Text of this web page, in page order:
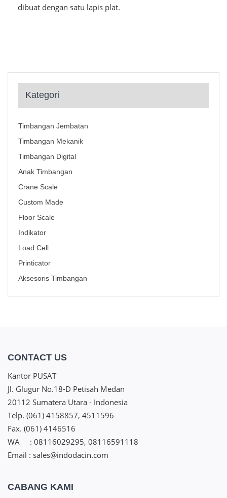
Kategori
Timbangan Jembatan
Timbangan Mekanik
Timbangan Digital
Anak Timbangan
Crane Scale
Custom Made
Floor Scale
Indikator
Load Cell
Printicator
Aksesoris Timbangan
dibuat dengan satu lapis plat.
CONTACT US
Kantor PUSAT
Jl. Glugur No.18-D Petisah Medan
20112 Sumatera Utara - Indonesia
Telp. (061) 4158857, 4511596
Fax. (061) 4146516
WA : 08116029295, 08116591118
Email : sales@indodacin.com
CABANG KAMI